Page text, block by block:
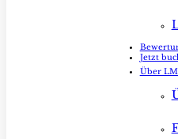
Jetzt
Über